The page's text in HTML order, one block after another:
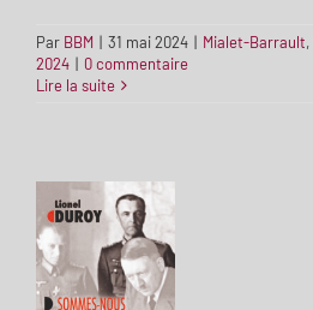
Par BBM | 31 mai 2024 | Mialet-Barrault,
2024 | 0 commentaire
Lire la suite